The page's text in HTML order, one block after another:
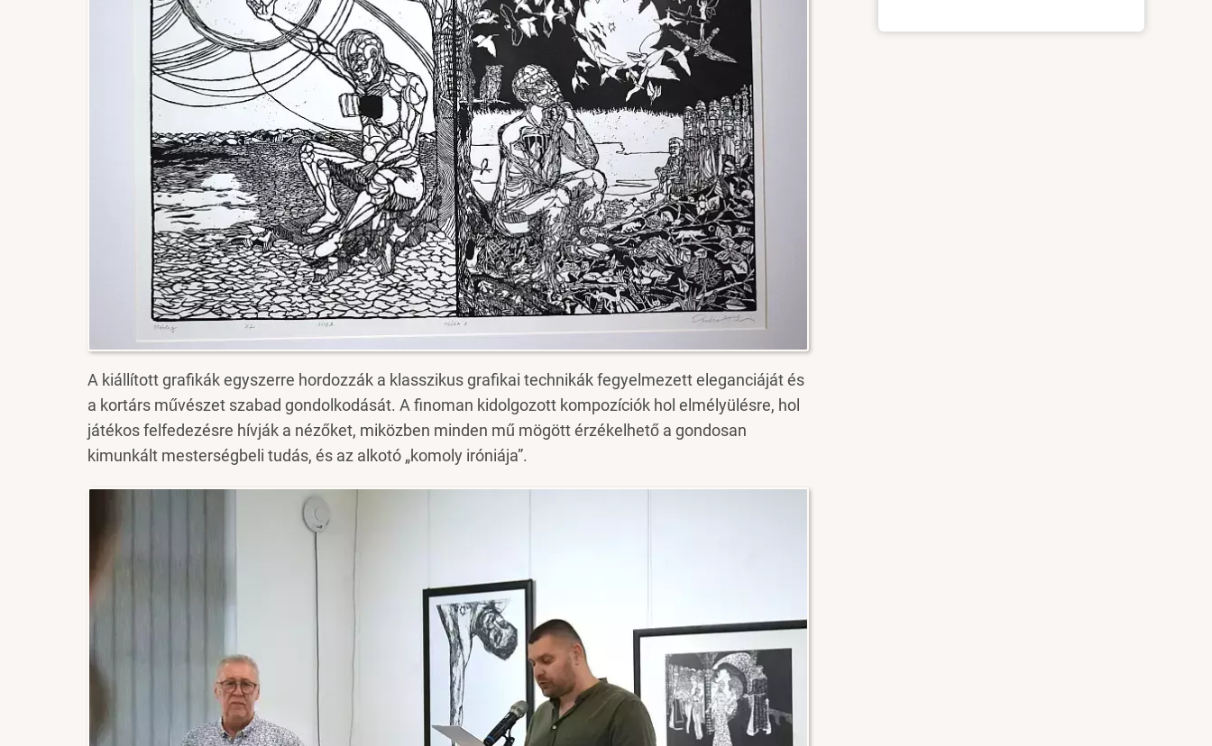
A kiállított grafikák egyszerre hordozzák a klasszikus grafikai technikák fegyelmezett eleganciáját és
a kortárs művészet szabad gondolkodását. A finoman kidolgozott kompozíciók hol elmélyülésre, hol
játékos felfedezésre hívják a nézőket, miközben minden mű mögött érzékelhető a gondosan
kimunkált mesterségbeli tudás, és az alkotó „komoly iróniája”.